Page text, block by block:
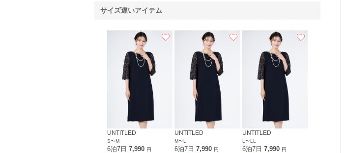
サイズ違いアイテム
UNTITLED
S〜M
6泊7日 7,990 円
UNTITLED
M〜L
6泊7日7,990 円
UNTITLED
L〜LL
6泊7日 7,990 円